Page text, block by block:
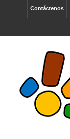
Contáctenos